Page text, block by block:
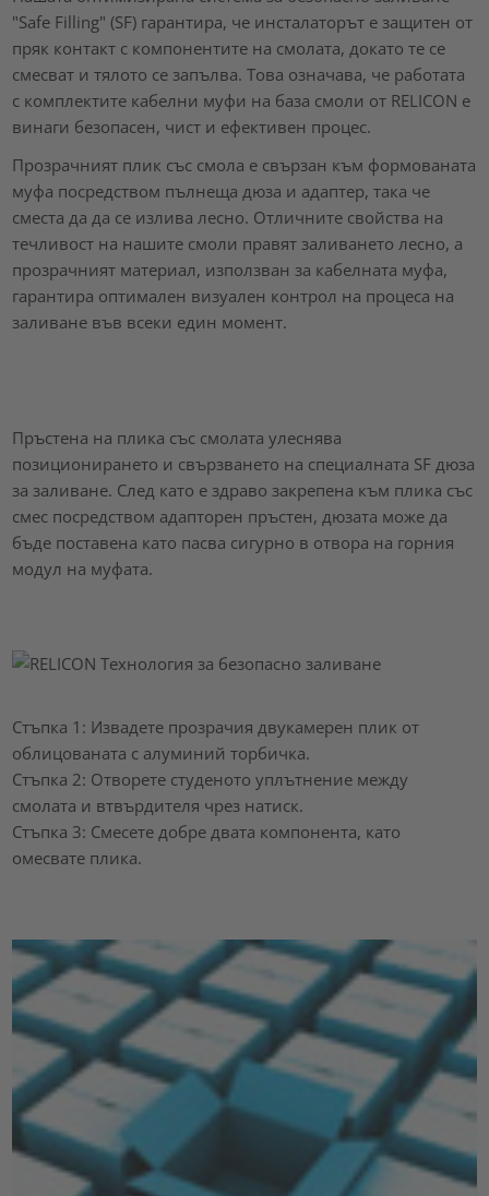
"Safe Filling" (SF) гарантира, че инсталаторът е защитен от
пряк контакт с компонентите на смолата, докато те се
смесват и тялото се запълва. Това означава, че работата
с комплектите кабелни муфи на база смоли от RELICON е
винаги безопасен, чист и ефективен процес.
Прозрачният плик със смола е свързан към формованата
муфа посредством пълнеща дюза и адаптер, така че
сместа да да се излива лесно. Отличните свойства на
течливост на нашите смоли правят заливането лесно, а
прозрачният материал, използван за кабелната муфа,
гарантира оптимален визуален контрол на процеса на
заливане във всеки един момент.
Пръстена на плика със смолата улеснява
позиционирането и свързването на специалната SF дюза
за заливане. След като е здраво закрепена към плика със
смес посредством адапторен пръстен, дюзата може да
бъде поставена като пасва сигурно в отвора на горния
модул на муфата.
Стъпка 1: Извадете прозрачия двукамерен плик от
облицованата с алуминий торбичка.
Стъпка 2: Отворете студеното уплътнение между
смолата и втвърдителя чрез натиск.
Стъпка 3: Смесете добре двата компонента, като
омесвате плика.